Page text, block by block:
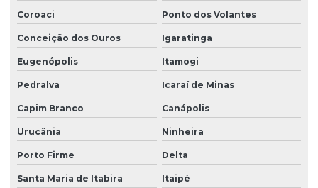
Coroaci Ponto dos Volantes
Conceição dos Ouros Igaratinga
Eugenópolis Itamogi
Pedralva Icaraí de Minas
Capim Branco Canápolis
Urucânia Ninheira
Porto Firme Delta
Santa Maria de Itabira Itaipé